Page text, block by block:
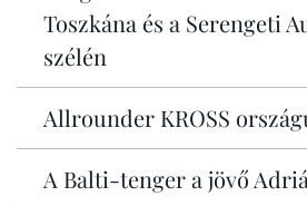
Toszkána és a Serengeti
szélén
Allrounder KROSS
A Balti-tenger a jövő